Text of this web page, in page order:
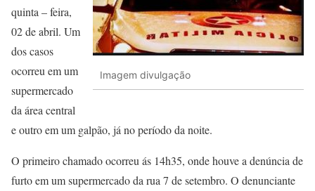
Imagem divulgação
quinta – feira,
02 de abril. Um
dos casos
ocorreu em um
supermercado
da área central
e outro em um galpão, já no período da noite.
O primeiro chamado ocorreu ás 14h35, onde houve a denúncia de
furto em um supermercado da rua 7 de setembro. O denunciante